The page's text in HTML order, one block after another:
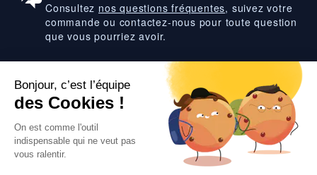
Consultez nos questions fréquentes, suivez votre
commande ou contactez-nous pour toute question
que vous pourriez avoir.
Suivez-nous